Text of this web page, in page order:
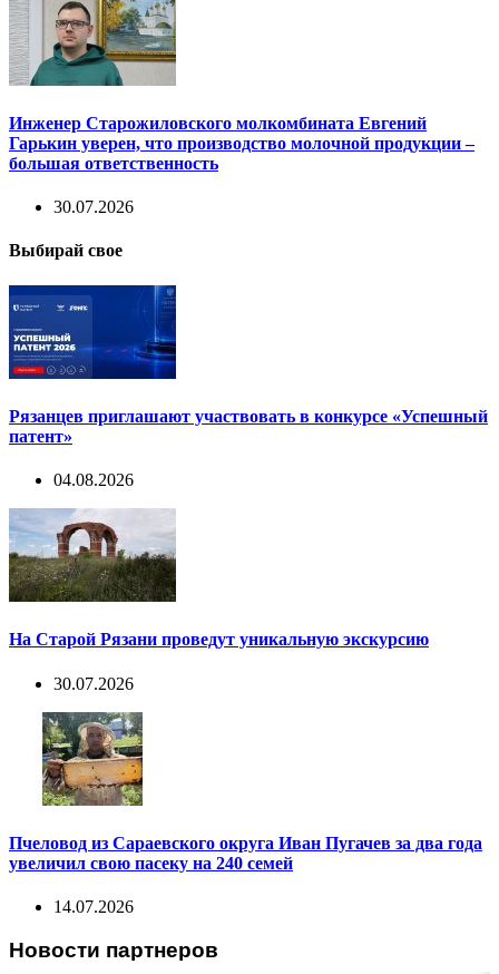
Инженер Старожиловского молкомбината Евгений
Гарькин уверен, что производство молочной продукции –
большая ответственность
30.07.2026
Выбирай свое
Рязанцев приглашают участвовать в конкурсе «Успешный
патент»
04.08.2026
На Старой Рязани проведут уникальную экскурсию
30.07.2026
Пчеловод из Сараевского округа Иван Пугачев за два года
увеличил свою пасеку на 240 семей
14.07.2026
Новости партнеров